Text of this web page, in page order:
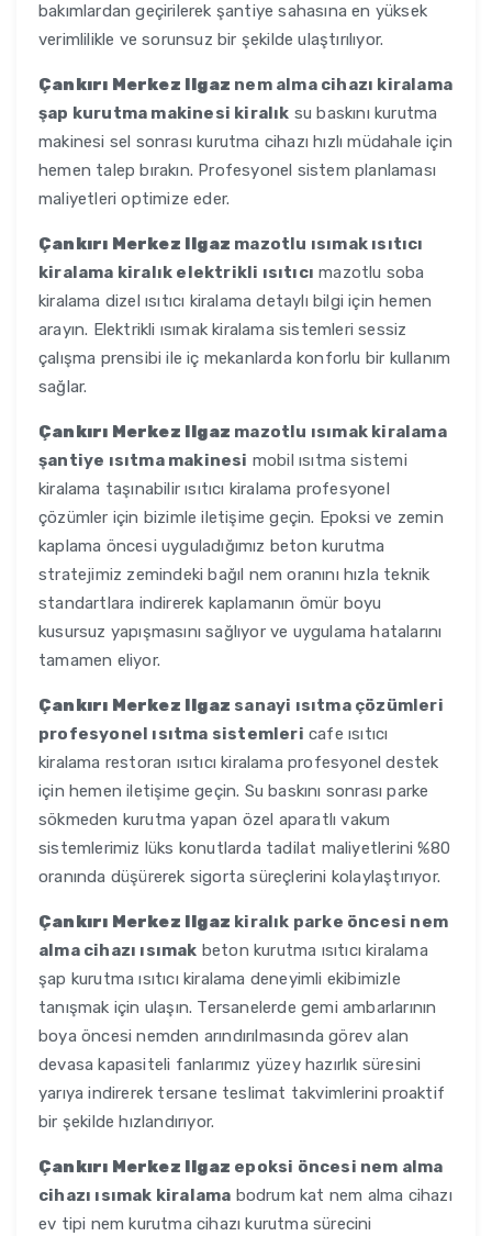
bakımlardan geçirilerek şantiye sahasına en yüksek
verimlilikle ve sorunsuz bir şekilde ulaştırılıyor.
Çankırı Merkez Ilgaz nem alma cihazı kiralama
şap kurutma makinesi kiralık su baskını kurutma
makinesi sel sonrası kurutma cihazı hızlı müdahale için
hemen talep bırakın. Profesyonel sistem planlaması
maliyetleri optimize eder.
Çankırı Merkez Ilgaz mazotlu ısımak ısıtıcı
kiralama kiralık elektrikli ısıtıcı mazotlu soba
kiralama dizel ısıtıcı kiralama detaylı bilgi için hemen
arayın. Elektrikli ısımak kiralama sistemleri sessiz
çalışma prensibi ile iç mekanlarda konforlu bir kullanım
sağlar.
Çankırı Merkez Ilgaz mazotlu ısımak kiralama
şantiye ısıtma makinesi mobil ısıtma sistemi
kiralama taşınabilir ısıtıcı kiralama profesyonel
çözümler için bizimle iletişime geçin. Epoksi ve zemin
kaplama öncesi uyguladığımız beton kurutma
stratejimiz zemindeki bağıl nem oranını hızla teknik
standartlara indirerek kaplamanın ömür boyu
kusursuz yapışmasını sağlıyor ve uygulama hatalarını
tamamen eliyor.
Çankırı Merkez Ilgaz sanayi ısıtma çözümleri
profesyonel ısıtma sistemleri cafe ısıtıcı
kiralama restoran ısıtıcı kiralama profesyonel destek
için hemen iletişime geçin. Su baskını sonrası parke
sökmeden kurutma yapan özel aparatlı vakum
sistemlerimiz lüks konutlarda tadilat maliyetlerini %80
oranında düşürerek sigorta süreçlerini kolaylaştırıyor.
Çankırı Merkez Ilgaz kiralık parke öncesi nem
alma cihazı ısımak beton kurutma ısıtıcı kiralama
şap kurutma ısıtıcı kiralama deneyimli ekibimizle
tanışmak için ulaşın. Tersanelerde gemi ambarlarının
boya öncesi nemden arındırılmasında görev alan
devasa kapasiteli fanlarımız yüzey hazırlık süresini
yarıya indirerek tersane teslimat takvimlerini proaktif
bir şekilde hızlandırıyor.
Çankırı Merkez Ilgaz epoksi öncesi nem alma
cihazı ısımak kiralama bodrum kat nem alma cihazı
ev tipi nem kurutma cihazı kurutma sürecini